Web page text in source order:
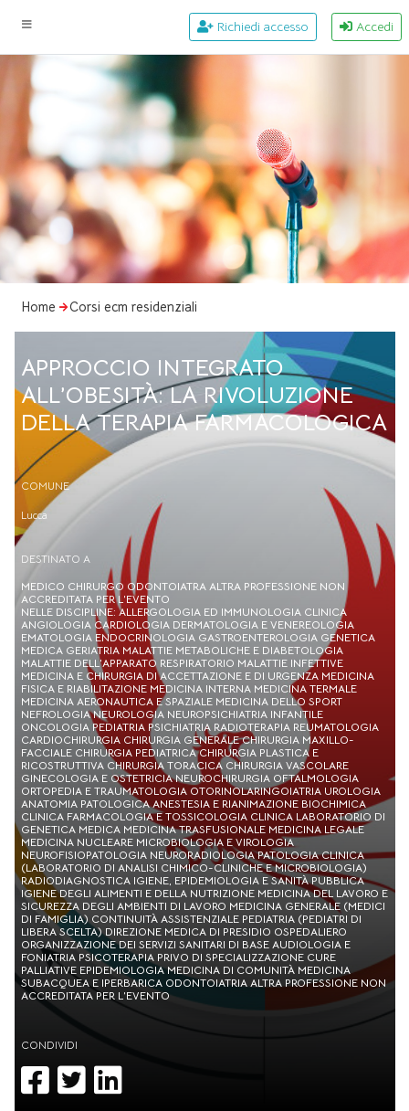
Richiedi accesso Accedi
Home Corsi ecm residenziali
APPROCCIO INTEGRATO
ALL’OBESITÀ: LA RIVOLUZIONE
DELLA TERAPIA FARMACOLOGICA
COMUNE
Lucca
DESTINATO A
MEDICO CHIRURGO ODONTOIATRA ALTRA PROFESSIONE NON
ACCREDITATA PER L’EVENTO
NELLE DISCIPLINE: ALLERGOLOGIA ED IMMUNOLOGIA CLINICA
ANGIOLOGIA CARDIOLOGIA DERMATOLOGIA E VENEREOLOGIA
EMATOLOGIA ENDOCRINOLOGIA GASTROENTEROLOGIA GENETICA
MEDICA GERIATRIA MALATTIE METABOLICHE E DIABETOLOGIA
MALATTIE DELL'APPARATO RESPIRATORIO MALATTIE INFETTIVE
MEDICINA E CHIRURGIA DI ACCETTAZIONE E DI URGENZA MEDICINA
FISICA E RIABILITAZIONE MEDICINA INTERNA MEDICINA TERMALE
MEDICINA AERONAUTICA E SPAZIALE MEDICINA DELLO SPORT
NEFROLOGIA NEUROLOGIA NEUROPSICHIATRIA INFANTILE
ONCOLOGIA PEDIATRIA PSICHIATRIA RADIOTERAPIA REUMATOLOGIA
CARDIOCHIRURGIA CHIRURGIA GENERALE CHIRURGIA MAXILLO-
FACCIALE CHIRURGIA PEDIATRICA CHIRURGIA PLASTICA E
RICOSTRUTTIVA CHIRURGIA TORACICA CHIRURGIA VASCOLARE
GINECOLOGIA E OSTETRICIA NEUROCHIRURGIA OFTALMOLOGIA
ORTOPEDIA E TRAUMATOLOGIA OTORINOLARINGOIATRIA UROLOGIA
ANATOMIA PATOLOGICA ANESTESIA E RIANIMAZIONE BIOCHIMICA
CLINICA FARMACOLOGIA E TOSSICOLOGIA CLINICA LABORATORIO DI
GENETICA MEDICA MEDICINA TRASFUSIONALE MEDICINA LEGALE
MEDICINA NUCLEARE MICROBIOLOGIA E VIROLOGIA
NEUROFISIOPATOLOGIA NEURORADIOLOGIA PATOLOGIA CLINICA
(LABORATORIO DI ANALISI CHIMICO-CLINICHE E MICROBIOLOGIA)
RADIODIAGNOSTICA IGIENE, EPIDEMIOLOGIA E SANITÀ PUBBLICA
IGIENE DEGLI ALIMENTI E DELLA NUTRIZIONE MEDICINA DEL LAVORO E
SICUREZZA DEGLI AMBIENTI DI LAVORO MEDICINA GENERALE (MEDICI
DI FAMIGLIA) CONTINUITÀ ASSISTENZIALE PEDIATRIA (PEDIATRI DI
LIBERA SCELTA) DIREZIONE MEDICA DI PRESIDIO OSPEDALIERO
ORGANIZZAZIONE DEI SERVIZI SANITARI DI BASE AUDIOLOGIA E
FONIATRIA PSICOTERAPIA PRIVO DI SPECIALIZZAZIONE CURE
PALLIATIVE EPIDEMIOLOGIA MEDICINA DI COMUNITÀ MEDICINA
SUBACQUEA E IPERBARICA ODONTOIATRIA ALTRA PROFESSIONE NON
ACCREDITATA PER L’EVENTO
CONDIVIDI